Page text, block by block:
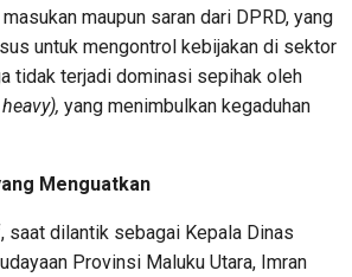
maupun saran dari DPRD, yang
untuk mengontrol kebijakan di sektor
tidak terjadi dominasi sepihak oleh
yang menimbulkan kegaduhan
Menguatkan
saat dilantik sebagai Kepala Dinas
Provinsi Maluku Utara, Imran